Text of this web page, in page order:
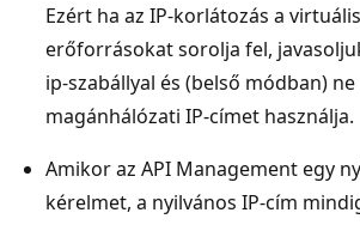
Ezért ha az IP-korlátozás a
erőforrásokat sorolja fel,
ip-szabállyal és (belső módban)
magánhálózati IP-címet használja.
Amikor az API Management egy
kérelmet, a nyilvános IP-cím